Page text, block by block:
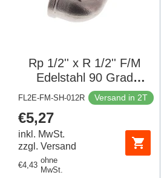
Rp 1/2'' x R 1/2'' F/M
Edelstahl 90 Grad
Winkelverschraubung 16
Bar
FL2E-FM-SH-012R Versand in 2T
Regulärer
Preis
€5,27
inkl. MwSt.
zzgl. Versand
Regulärer
€4,43
ohne
MwSt.